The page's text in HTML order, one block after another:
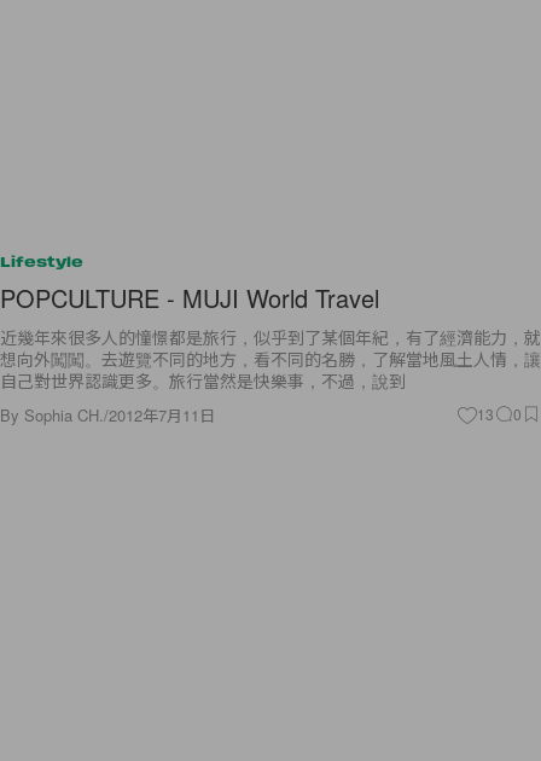
Lifestyle
POPCULTURE - MUJI World Travel
近幾年來很多人的憧憬都是旅行，似乎到了某個年紀，有了經濟能力，就
想向外闖闖。去遊覽不同的地方，看不同的名勝，了解當地風土人情，讓
自己對世界認識更多。旅行當然是快樂事，不過，說到
By Sophia CH. /2012年7月11日 13 0